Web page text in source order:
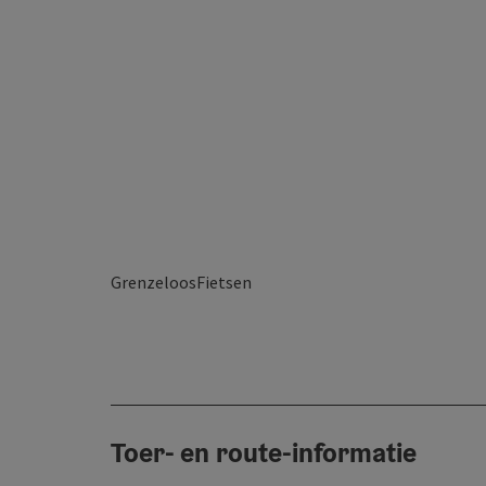
GrenzeloosFietsen
Toer- en route-informatie